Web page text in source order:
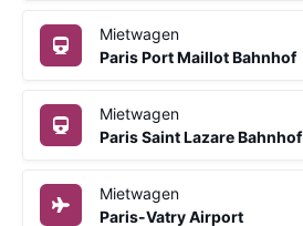
Mietwagen
Paris Port Maillot Bahnhof
Mietwagen
Paris Saint Lazare Bahnhof
Mietwagen
Paris-Vatry Airport